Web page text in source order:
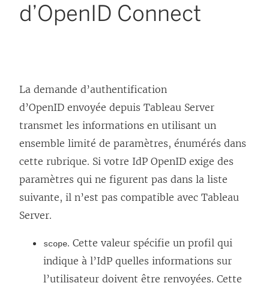
d’OpenID Connect
La demande d’authentification
d’OpenID envoyée depuis Tableau Server
transmet les informations en utilisant un
ensemble limité de paramètres, énumérés dans
cette rubrique. Si votre IdP OpenID exige des
paramètres qui ne figurent pas dans la liste
suivante, il n’est pas compatible avec Tableau
Server.
scope. Cette valeur spécifie un profil qui
indique à l’IdP quelles informations sur
l’utilisateur doivent être renvoyées. Cette